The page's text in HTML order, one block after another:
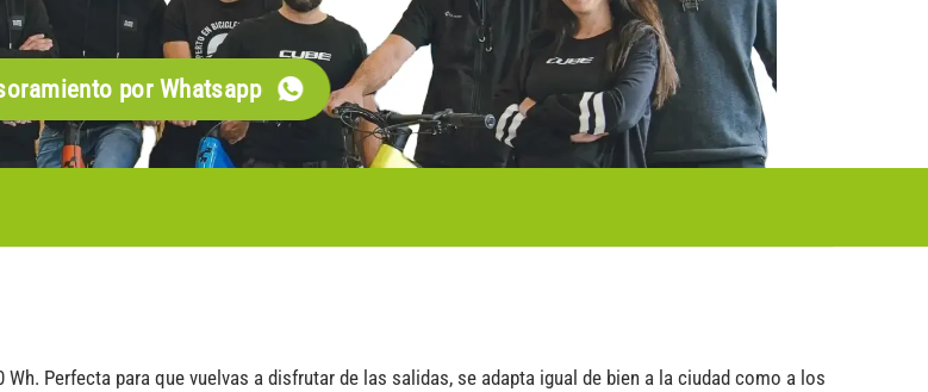
por Whatsapp
Perfecta para que vuelvas a disfrutar de las salidas, se adapta igual de bien a la ciudad como a los